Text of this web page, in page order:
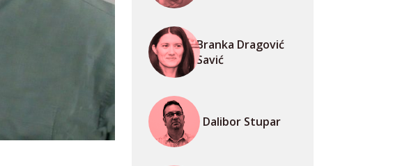
Branka Dragović
Savić
Dalibor Stupar